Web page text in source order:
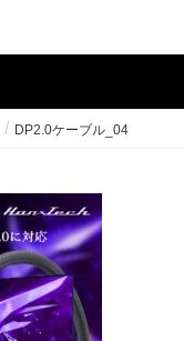
DP2.0ケーブル_04